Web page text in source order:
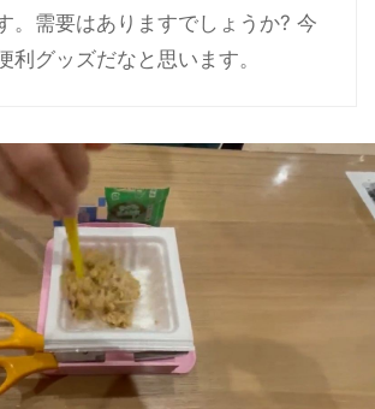
。需要はありますでしょうか? 今
利グッズだなと思います。